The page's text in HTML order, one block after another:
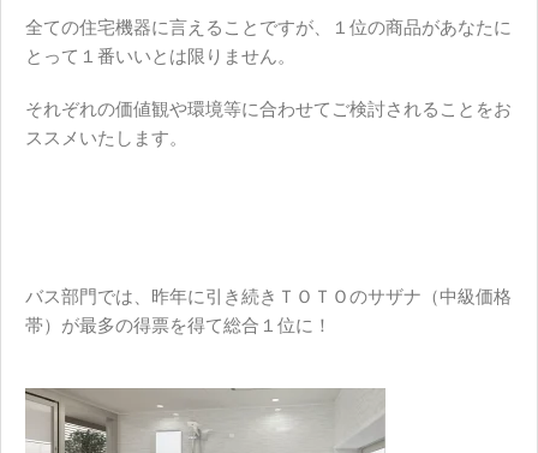
全ての住宅機器に言えることですが、
１位の商品があなたに
とって１番いいとは限りません。
それぞれの価値観や環境等に合わせてご検討されることをお
ススメいたします。
バス部門では、昨年に引き続き ＴＯＴＯのサザナ （中級価格
帯）が最多の得票を得て総合１位に！